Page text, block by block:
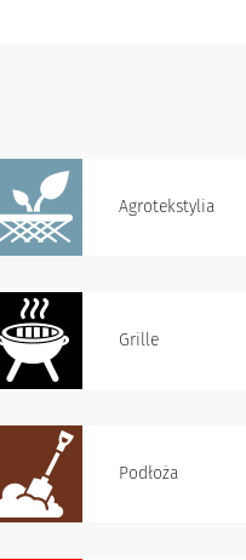
Agrotekstylia
Grille
Podłoża